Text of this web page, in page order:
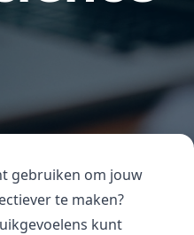
gebruiken om jouw
te maken?
kunt